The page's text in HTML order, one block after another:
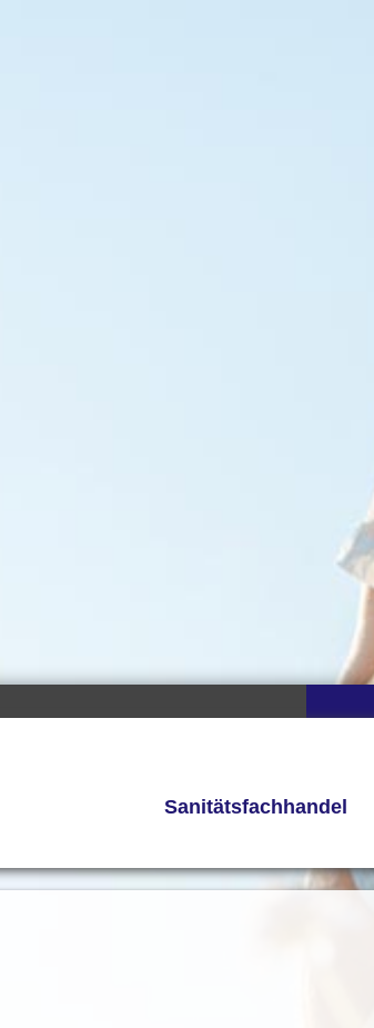
Sanitätsfachhandel